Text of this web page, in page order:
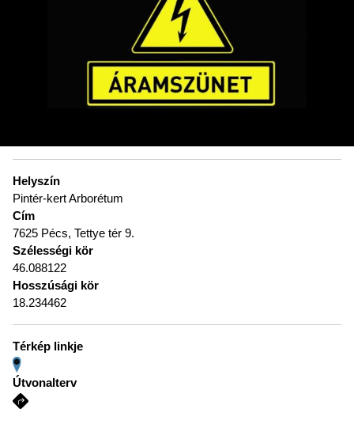
Helyszín
Pintér-kert Arborétum
Cím
7625 Pécs, Tettye tér 9.
Szélességi kör
46.088122
Hosszúsági kör
18.234462
Térkép linkje
Útvonalterv